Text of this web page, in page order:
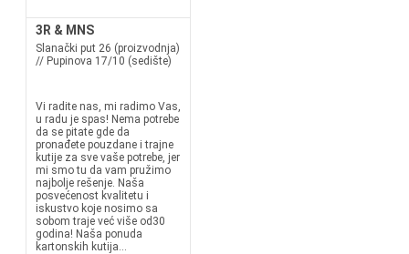
3R & MNS
Slanački put 26 (proizvodnja)
// Pupinova 17/10 (sedište)
Vi radite nas, mi radimo Vas,
u radu je spas! Nema potrebe
da se pitate gde da
pronađete pouzdane i trajne
kutije za sve vaše potrebe, jer
mi smo tu da vam pružimo
najbolje rešenje. Naša
posvećenost kvalitetu i
iskustvo koje nosimo sa
sobom traje već više od30
godina! Naša ponuda
kartonskih kutija...